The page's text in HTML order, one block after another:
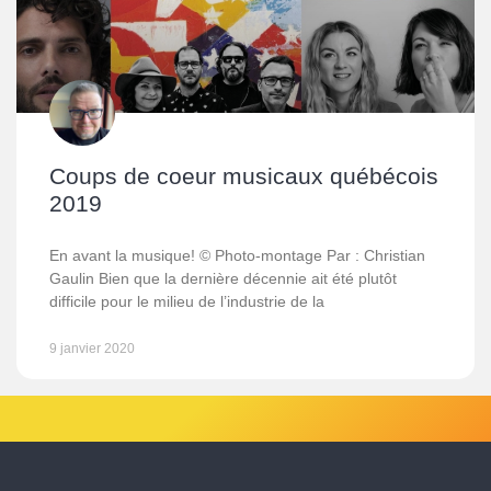
Coups de coeur musicaux québécois
2019
En avant la musique! © Photo-montage Par : Christian
Gaulin Bien que la dernière décennie ait été plutôt
difficile pour le milieu de l’industrie de la
9 janvier 2020